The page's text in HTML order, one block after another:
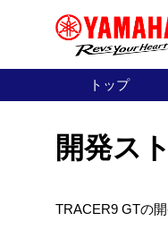
トップ
開発ス
TRACER9 GTの